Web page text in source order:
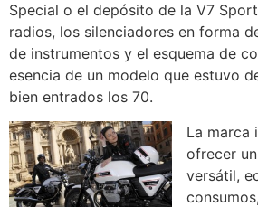
Special o el depósito de la V7
radios, los silenciadores en forma
de instrumentos y el esquema de
esencia de un modelo que estuvo
bien entrados los 70.
La marca
ofrecer
versátil,